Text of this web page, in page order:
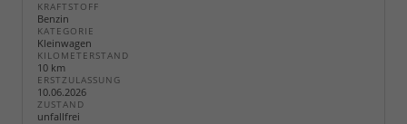
KRAFTSTOFF
Benzin
KATEGORIE
Kleinwagen
KILOMETERSTAND
10 km
ERSTZULASSUNG
10.06.2026
ZUSTAND
unfallfrei